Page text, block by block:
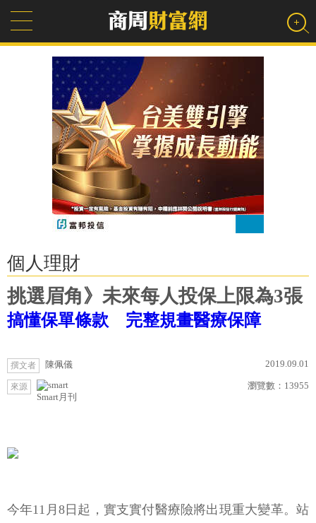
個人理財
挑選眉角》未來每人投保上限為3張
搞懂保單條款 完整規畫醫療保障
撰文者 陳佩儀 2019.09.01
來源
Smart月刊
瀏覽數： 13955
今年11月8日起，實支實付醫療險將出現重大變革。站